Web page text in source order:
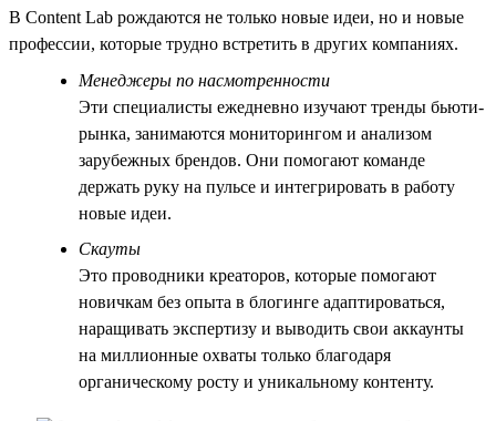
В Content Lab рождаются не только новые идеи, но и новые
профессии, которые трудно встретить в других компаниях.
Менеджеры по насмотренности
Эти специалисты ежедневно изучают тренды бьюти-
рынка, занимаются мониторингом и анализом
зарубежных брендов. Они помогают команде
держать руку на пульсе и интегрировать в работу
новые идеи.
Скауты
Это проводники креаторов, которые помогают
новичкам без опыта в блогинге адаптироваться,
наращивать экспертизу и выводить свои аккаунты
на миллионные охваты только благодаря
органическому росту и уникальному контенту.